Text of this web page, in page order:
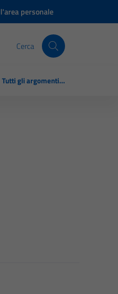
personale
Cerca
Tutti gli argomenti...